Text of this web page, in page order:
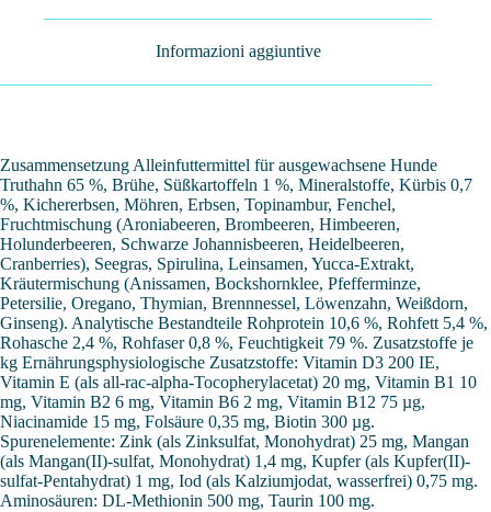
Informazioni aggiuntive
Zusammensetzung Alleinfuttermittel für ausgewachsene Hunde
Truthahn 65 %, Brühe, Süßkartoffeln 1 %, Mineralstoffe, Kürbis 0,7
%, Kichererbsen, Möhren, Erbsen, Topinambur, Fenchel,
Fruchtmischung (Aroniabeeren, Brombeeren, Himbeeren,
Holunderbeeren, Schwarze Johannisbeeren, Heidelbeeren,
Cranberries), Seegras, Spirulina, Leinsamen, Yucca-Extrakt,
Kräutermischung (Anissamen, Bockshornklee, Pfefferminze,
Petersilie, Oregano, Thymian, Brennnessel, Löwenzahn, Weißdorn,
Ginseng). Analytische Bestandteile Rohprotein 10,6 %, Rohfett 5,4 %,
Rohasche 2,4 %, Rohfaser 0,8 %, Feuchtigkeit 79 %. Zusatzstoffe je
kg Ernährungsphysiologische Zusatzstoffe: Vitamin D3 200 IE,
Vitamin E (als all-rac-alpha-Tocopherylacetat) 20 mg, Vitamin B1 10
mg, Vitamin B2 6 mg, Vitamin B6 2 mg, Vitamin B12 75 µg,
Niacinamide 15 mg, Folsäure 0,35 mg, Biotin 300 µg.
Spurenelemente: Zink (als Zinksulfat, Monohydrat) 25 mg, Mangan
(als Mangan(II)-sulfat, Monohydrat) 1,4 mg, Kupfer (als Kupfer(II)-
sulfat-Pentahydrat) 1 mg, Iod (als Kalziumjodat, wasserfrei) 0,75 mg.
Aminosäuren: DL-Methionin 500 mg, Taurin 100 mg.